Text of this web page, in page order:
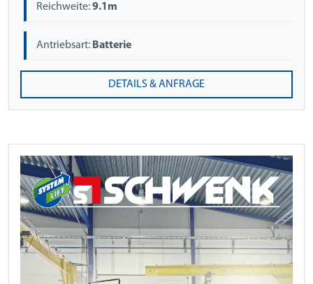
Reichweite:9.1m
Antriebsart: Batterie
DETAILS & ANFRAGE